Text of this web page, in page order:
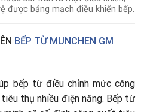
được bảng mạch điều khiển bếp.
BẾP TỪ MUNCHEN GM
bếp từ điều chỉnh mức công
thụ nhiều điện năng. Bếp từ